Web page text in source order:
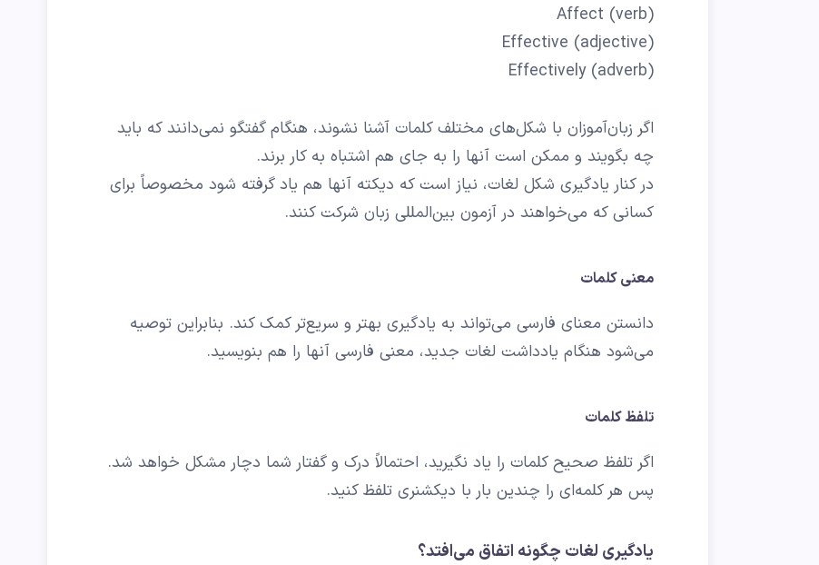
Affect (verb)
Effective (adjective)
Effectively (adverb)
اگر زبان‌آموزان با شکل‌های مختلف کلمات آشنا نشوند، هنگام گفتگو نمی‌دانند که باید
چه بگویند و ممکن است آنها را به جای هم اشتباه به کار برند.
در کنار یادگیری شکل لغات، نیاز است که دیکته آنها هم یاد گرفته شود مخصوصاً برای
کسانی که می‌خواهند در آزمون بین‌المللی زبان شرکت کنند.
معنی کلمات
دانستن معنای فارسی می‌تواند به یادگیری بهتر و سریع‌تر کمک کند. بنابراین توصیه
می‌شود هنگام یادداشت لغات جدید، معنی فارسی آنها را هم بنویسید.
تلفظ کلمات
اگر تلفظ صحیح کلمات را یاد نگیرید، احتمالاً درک و گفتار شما دچار مشکل خواهد شد.
پس هر کلمه‌ای را چندین بار با دیکشنری تلفظ کنید.
یادگیری لغات چگونه اتفاق می‌افتد؟